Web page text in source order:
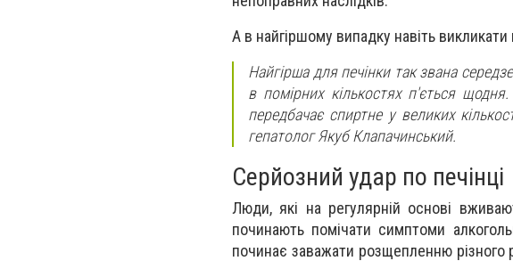
А в найгіршому випадку навіть викликати
Найгірша для печінки так звана
в помірних кількостях п'ється
передбачає спиртне у великих
гепатолог Якуб Клапачинський.
Серйозний удар по печінці
Люди, які на регулярній основі
починають помічати симптоми
починає заважати розщепленню різного